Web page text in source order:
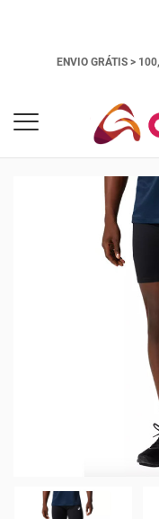
ENVIO GRÁTIS >